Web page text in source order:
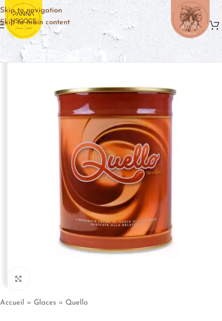
Skip to navigation
Skip to main content
Accueil » Glaces » Quello